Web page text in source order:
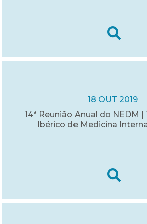
18 OUT 2019
14ª Reunião Anual do NEDM |
Ibérico de Medicina